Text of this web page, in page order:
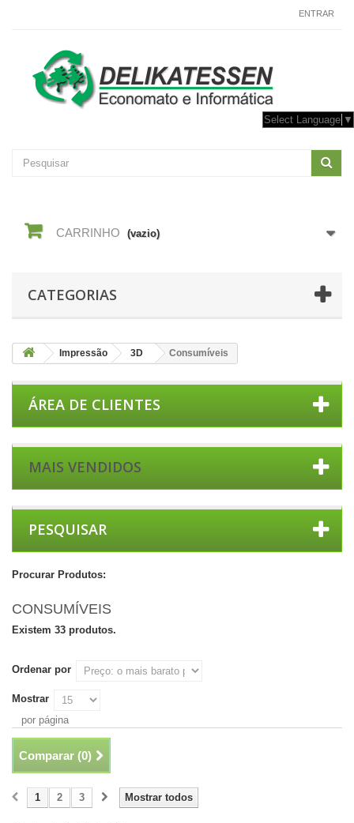
ENTRAR
Select Language ▼
CARRINHO (vazio)
CATEGORIAS
Impressão 3D Consumíveis
ÁREA DE CLIENTES
MAIS VENDIDOS
PESQUISAR
Procurar Produtos:
CONSUMÍVEIS
Existem 33 produtos.
Ordenar por
Mostrar
por página
Comparar (0)
Mostrar todos
1 2 3